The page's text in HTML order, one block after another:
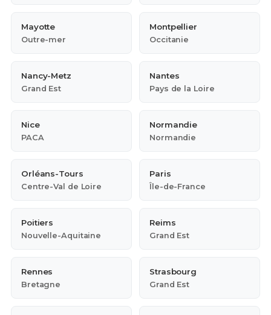
Mayotte
Outre-mer
Montpellier
Occitanie
Nancy-Metz
Grand Est
Nantes
Pays de la Loire
Nice
PACA
Normandie
Normandie
Orléans-Tours
Centre-Val de Loire
Paris
Île-de-France
Poitiers
Nouvelle-Aquitaine
Reims
Grand Est
Rennes
Bretagne
Strasbourg
Grand Est